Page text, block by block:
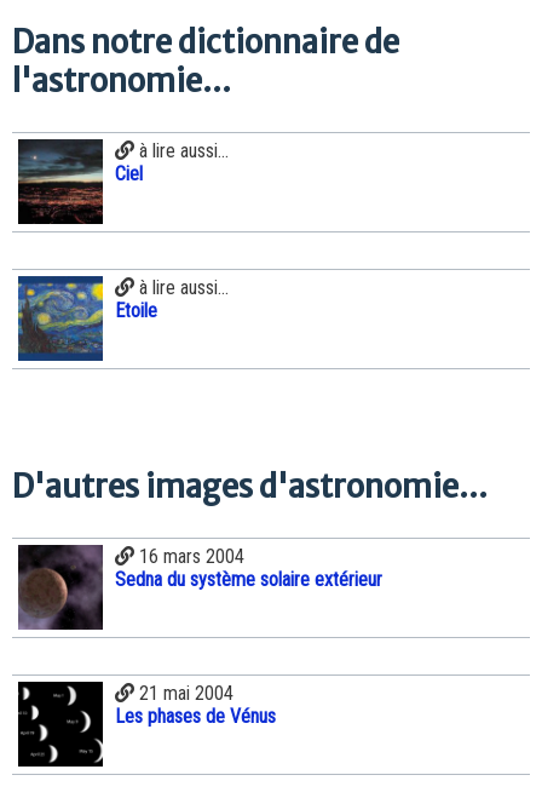
Dans notre dictionnaire de
l'astronomie...
à lire aussi...
Ciel
à lire aussi...
Etoile
D'autres images d'astronomie...
16 mars 2004
Sedna du système solaire extérieur
21 mai 2004
Les phases de Vénus